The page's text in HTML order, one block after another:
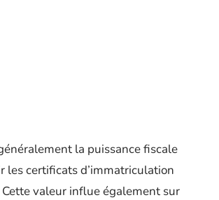
la puissance fiscale
les certificats d’immatriculation
valeur influe également sur